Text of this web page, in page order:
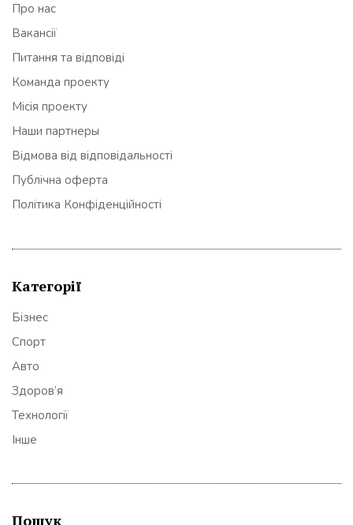
Про нас
Вакансії
Питання та відповіді
Команда проекту
Місія проекту
Наши партнеры
Відмова від відповідальності
Публічна оферта
Політика Конфіденційності
Категорії
Бізнес
Спорт
Авто
Здоров’я
Технології
Інше
Пошук